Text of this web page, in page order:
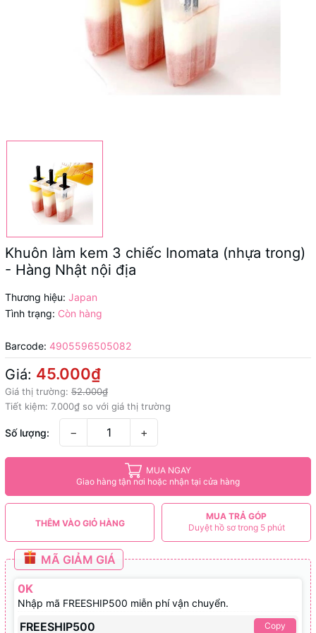
Khuôn làm kem 3 chiếc Inomata (nhựa trong)
- Hàng Nhật nội địa
Thương hiệu: Japan
Tình trạng: Còn hàng
Barcode: 4905596505082
Giá: 45.000₫
Giá thị trường: 52.000₫
Tiết kiệm: 7.000₫ so với giá thị trường
Số lượng: − +
MUA NGAY
Giao hàng tận nơi hoặc nhận tại cửa hàng
THÊM VÀO GIỎ HÀNG
MUA TRẢ GÓP
Duyệt hồ sơ trong 5 phút
MÃ GIẢM GIÁ
0K
Nhập mã FREESHIP500 miễn phí vận chuyển.
FREESHIP500 Copy